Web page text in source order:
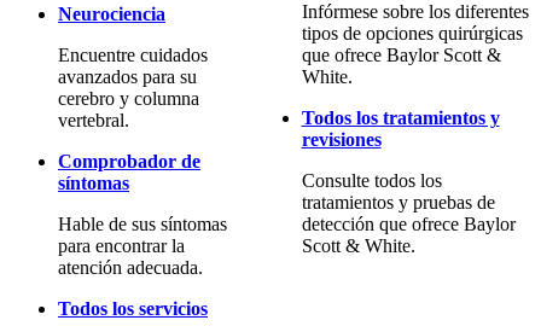
Neurociencia
Encuentre cuidados
avanzados para su
cerebro y columna
vertebral.
Comprobador de
síntomas
Hable de sus síntomas
para encontrar la
atención adecuada.
Todos los servicios
Infórmese sobre los diferentes
tipos de opciones quirúrgicas
que ofrece Baylor Scott &
White.
Todos los tratamientos y
revisiones
Consulte todos los
tratamientos y pruebas de
detección que ofrece Baylor
Scott & White.